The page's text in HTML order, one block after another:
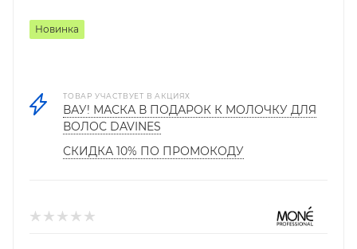
Новинка
ТОВАР УЧАСТВУЕТ В АКЦИЯХ
ВАУ! МАСКА В ПОДАРОК К МОЛОЧКУ ДЛЯ
ВОЛОС DAVINES
СКИДКА 10% ПО ПРОМОКОДУ